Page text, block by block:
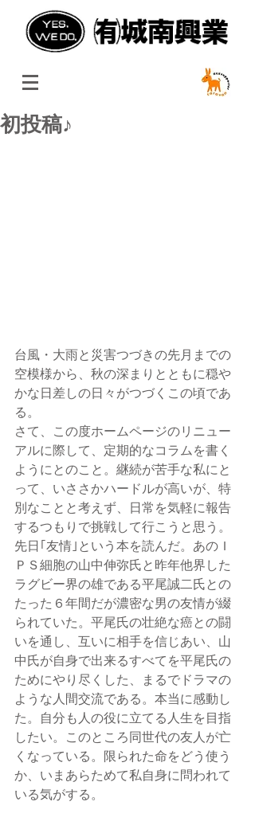
初投稿♪
台風・大雨と災害つづきの先月までの
空模様から、秋の深まりとともに穏や
かな日差しの日々がつづくこの頃であ
る。
さて、この度ホームページのリニュー
アルに際して、定期的なコラムを書く
ようにとのこと。継続が苦手な私にと
って、いささかハードルが高いが、特
別なことと考えず、日常を気軽に報告
するつもりで挑戦して行こうと思う。
先日｢友情｣という本を読んだ。あのＩ
ＰＳ細胞の山中伸弥氏と昨年他界した
ラグビー界の雄である平尾誠二氏との
たった６年間だが濃密な男の友情が綴
られていた。平尾氏の壮絶な癌との闘
いを通し、互いに相手を信じあい、山
中氏が自身で出来るすべてを平尾氏の
ためにやり尽くした、まるでドラマの
ような人間交流である。本当に感動し
た。自分も人の役に立てる人生を目指
したい。このところ同世代の友人が亡
くなっている。限られた命をどう使う
か、いまあらためて私自身に問われて
いる気がする。